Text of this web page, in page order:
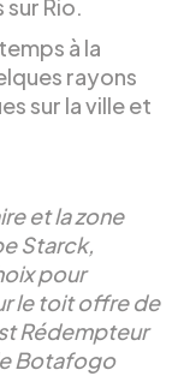
Rio.
à la
rayons
sur la ville et
et la zone
Starck,
pour
le toit offre de
Rédempteur
Botafogo